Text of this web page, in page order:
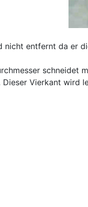
nicht entfernt da er
schneidet
Vierkant wird